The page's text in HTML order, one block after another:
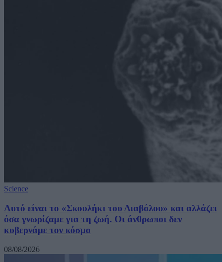
Science
Αυτό είναι το «Σκουλήκι του Διαβόλου» και αλλάζει
όσα γνωρίζαμε για τη ζωή. Οι άνθρωποι δεν
κυβερνάμε τον κόσμο
08/08/2026